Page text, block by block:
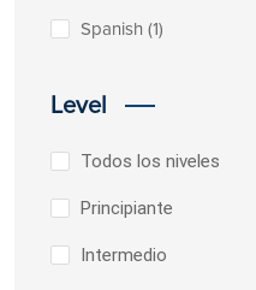
Spanish (1)
Level
Todos los niveles
Principiante
Intermedio